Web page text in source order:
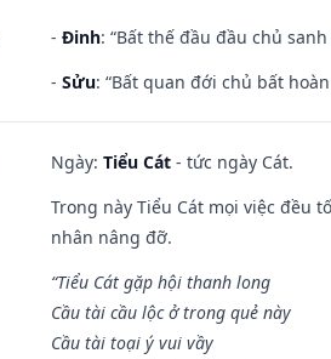
- Đinh: “Bất thế đầu đầu chủ
- Sửu: “Bất quan đới chủ bất
Ngày: Tiểu Cát - tức ngày Cát.
Trong này Tiểu Cát mọi việc đều
nhân nâng đỡ.
“Tiểu Cát gặp hội thanh long
Cầu tài cầu lộc ở trong quẻ này
Cầu tài toại ý vui vầy